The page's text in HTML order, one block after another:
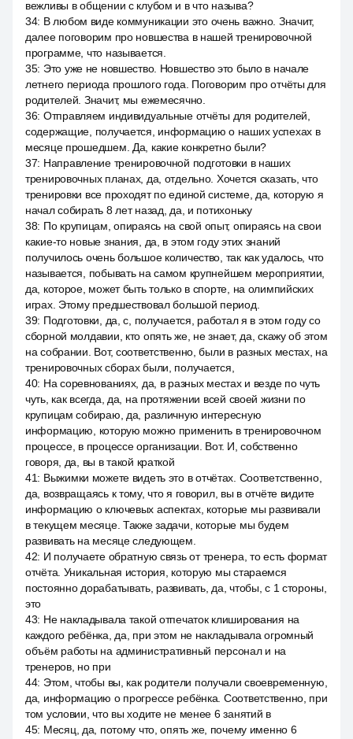
вежливы в общении с клубом и в что называ?
34: В любом виде коммуникации это очень важно. Значит,
далее поговорим про новшества в нашей тренировочной
программе, что называется.
35: Это уже не новшество. Новшество это было в начале
летнего периода прошлого года. Поговорим про отчёты для
родителей. Значит, мы ежемесячно.
36: Отправляем индивидуальные отчёты для родителей,
содержащие, получается, информацию о наших успехах в
месяце прошедшем. Да, какие конкретно были?
37: Направление тренировочной подготовки в наших
тренировочных планах, да, отдельно. Хочется сказать, что
тренировки все проходят по единой системе, да, которую я
начал собирать 8 лет назад, да, и потихоньку
38: По крупицам, опираясь на свой опыт, опираясь на свои
какие-то новые знания, да, в этом году этих знаний
получилось очень большое количество, так как удалось, что
называется, побывать на самом крупнейшем мероприятии,
да, которое, может быть только в спорте, на олимпийских
играх. Этому предшествовал большой период.
39: Подготовки, да, с, получается, работал я в этом году со
сборной молдавии, кто опять же, не знает, да, скажу об этом
на собрании. Вот, соответственно, были в разных местах, на
тренировочных сборах были, получается,
40: На соревнованиях, да, в разных местах и везде по чуть
чуть, как всегда, да, на протяжении всей своей жизни по
крупицам собираю, да, различную интересную
информацию, которую можно применить в тренировочном
процессе, в процессе организации. Вот. И, собственно
говоря, да, вы в такой краткой
41: Выжимки можете видеть это в отчётах. Соответственно,
да, возвращаясь к тому, что я говорил, вы в отчёте видите
информацию о ключевых аспектах, которые мы развивали
в текущем месяце. Также задачи, которые мы будем
развивать на месяце следующем.
42: И получаете обратную связь от тренера, то есть формат
отчёта. Уникальная история, которую мы стараемся
постоянно дорабатывать, развивать, да, чтобы, с 1 стороны,
это
43: Не накладывала такой отпечаток клиширования на
каждого ребёнка, да, при этом не накладывала огромный
объём работы на административный персонал и на
тренеров, но при
44: Этом, чтобы вы, как родители получали своевременную,
да, информацию о прогрессе ребёнка. Соответственно, при
том условии, что вы ходите не менее 6 занятий в
45: Месяц, да, потому что, опять же, почему именно 6